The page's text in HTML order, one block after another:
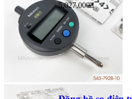
5,027,000đ